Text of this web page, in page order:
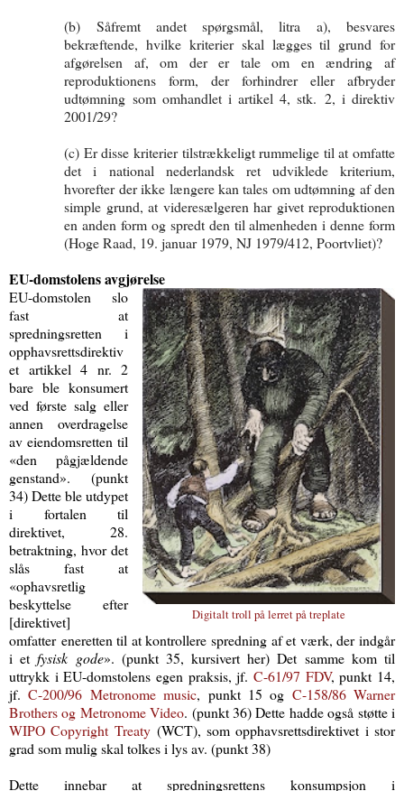
(b) Såfremt andet spørgsmål, litra a), besvares
bekræftende, hvilke kriterier skal lægges til grund for
afgørelsen af, om der er tale om en ændring af
reproduktionens form, der forhindrer eller afbryder
udtømning som omhandlet i artikel 4, stk. 2, i direktiv
2001/29?
(c) Er disse kriterier tilstrækkeligt rummelige til at omfatte
det i national nederlandsk ret udviklede kriterium,
hvorefter der ikke længere kan tales om udtømning af den
simple grund, at videresælgeren har givet reproduktionen
en anden form og spredt den til almenheden i denne form
(Hoge Raad, 19. januar 1979, NJ 1979/412, Poortvliet)?
EU-domstolens avgjørelse
Digitalt troll på lerret på treplate
EU-domstolen slo
fast at
spredningsretten i
opphavsrettsdirektiv
et artikkel 4 nr. 2
bare ble konsumert
ved første salg eller
annen overdragelse
av eiendomsretten til
«den pågjældende
genstand». (punkt
34) Dette ble utdypet
i fortalen til
direktivet, 28.
betraktning, hvor det
slås fast at
«ophavsretlig
beskyttelse efter
[direktivet]
omfatter eneretten til at kontrollere spredning af et værk, der indgår
i etfysisk gode». (punkt 35, kursivert her) Det samme kom til
uttrykk i EU-domstolens egen praksis, jf. C-61/97 FDV, punkt 14,
jf.C-200/96 Metronome music, punkt 15 og C-158/86 Warner
Brothers og Metronome Video. (punkt 36) Dette hadde også støtte i
WIPO Copyright Treaty(WCT), som opphavsrettsdirektivet i stor
grad som mulig skal tolkes i lys av. (punkt 38)
Dette innebar at spredningsrettens konsumpsjon i